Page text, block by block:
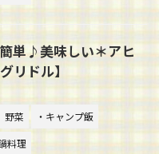
簡単♪美味しい＊アヒ
リドル】
野菜
・キャンプ飯
料理